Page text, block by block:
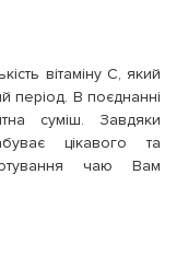
вітаміну С, який
період. В поєднанні
суміш. Завдяки
цікавого та
чаю Вам